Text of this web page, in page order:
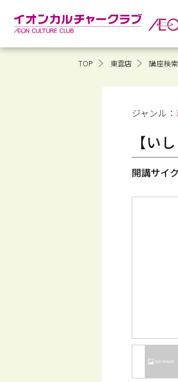
TOP 東雲店 講座検
ジャンル：
【い
開講サイ